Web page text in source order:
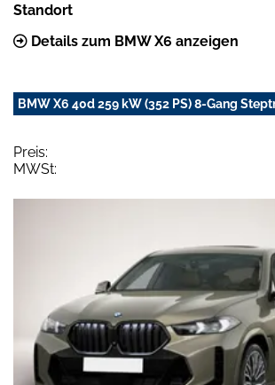
Standort
Details zum BMW X6 anzeigen
BMW X6 40d 259 kW (352 PS) 8-Gang
Preis:
MWSt: